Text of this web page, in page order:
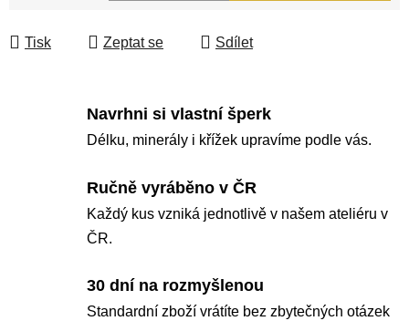
Tisk Zeptat se Sdílet
Navrhni si vlastní šperk
Délku, minerály i křížek upravíme podle vás.
Ručně vyráběno v ČR
Každý kus vzniká jednotlivě v našem ateliéru v
ČR.
30 dní na rozmyšlenou
Standardní zboží vrátíte bez zbytečných otázek